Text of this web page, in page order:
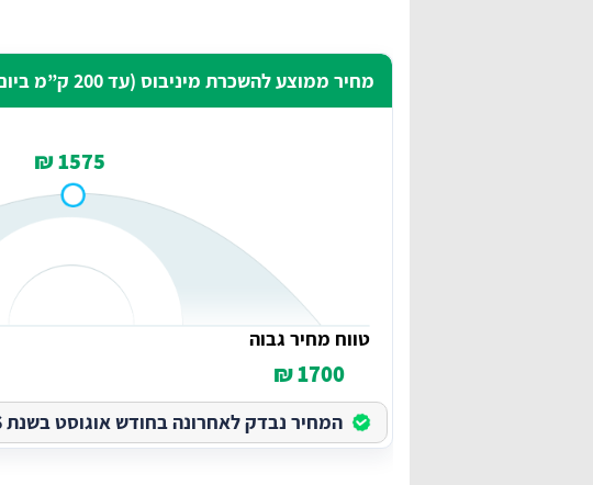
מחיר ממוצע להשכרת מיניבוס (עד 200 ק”מ ביום) בגני תקווה
1575 ₪
טווח מחיר גבוה
1700 ₪
המחיר נבדק לאחרונה בחודש אוגוסט בשנת 2026.